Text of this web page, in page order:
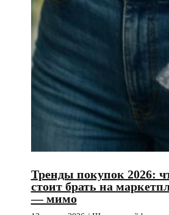
Тренды покупок 2026:
стоит брать на
— мимо